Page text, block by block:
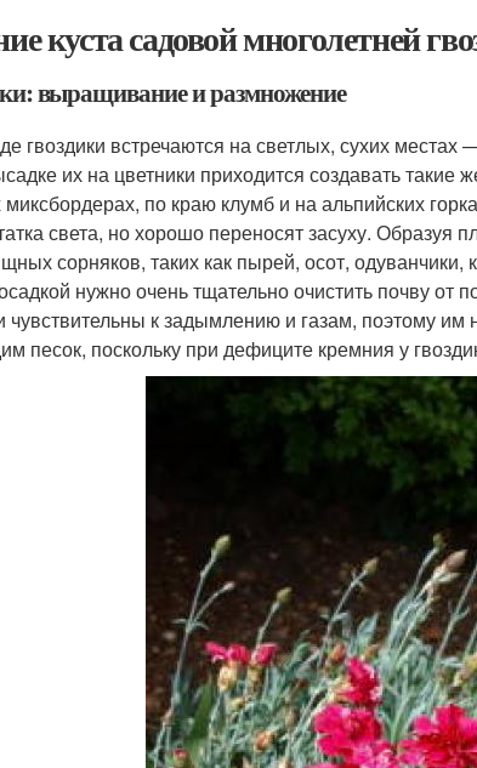
куста садовой многолетней
выращивание и размножение
гвоздики встречаются на светлых, сухих
их на цветники приходится создавать такие
миксбордерах, по краю клумб и на альпийских
света, но хорошо переносят засуху. Образуя
сорняков, таких как пырей, осот, одуванчики,
нужно очень тщательно очистить почву от
чувствительны к задымлению и газам, поэтому
песок, поскольку при дефиците кремния у